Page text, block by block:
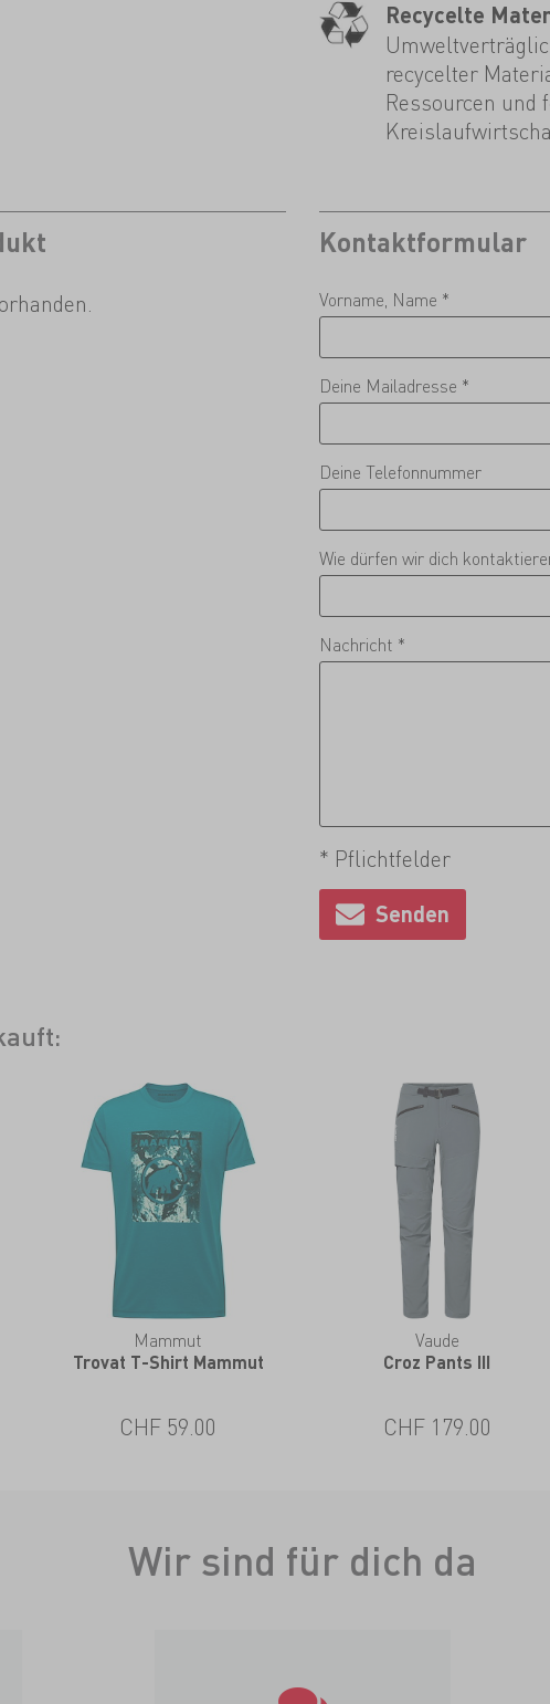
Recycelte
recycelter
Ressourcen und
Kontaktformular
Vorname, Name *
Deine Mailadresse *
Deine Telefonnummer
Wie dürfen wir dich
Nachricht *
* Pflichtfelder
Mammut
Trovat T-Shirt Mammut
CHF 59.00
Vaude
Croz Pants III
CHF 179.00
Wir sind für dich da